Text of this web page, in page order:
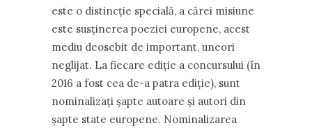
este o distincție specială, a cărei misiune
este susținerea poeziei europene, acest
mediu deosebit de important, uneori
neglijat. La fiecare ediție a concursului (în
2016 a fost cea de-a patra ediție), sunt
nominalizați șapte autoare și autori din
șapte state europene. Nominalizarea